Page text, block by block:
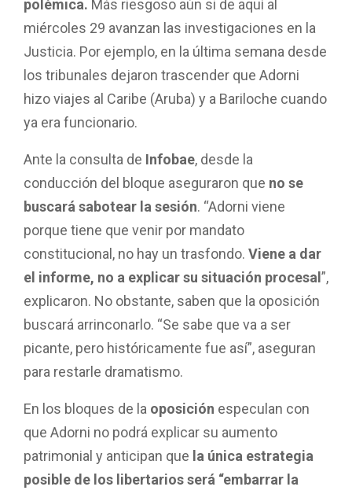
polémica. Más riesgoso aún si de aquí al
miércoles 29 avanzan las investigaciones en la
Justicia. Por ejemplo, en la última semana desde
los tribunales dejaron trascender que Adorni
hizo viajes al Caribe (Aruba) y a Bariloche cuando
ya era funcionario.
Ante la consulta de Infobae, desde la
conducción del bloque aseguraron que no se
buscará sabotear la sesión. “Adorni viene
porque tiene que venir por mandato
constitucional, no hay un trasfondo. Viene a dar
el informe, no a explicar su situación procesal ”,
explicaron. No obstante, saben que la oposición
buscará arrinconarlo. “Se sabe que va a ser
picante, pero históricamente fue así”, aseguran
para restarle dramatismo.
En los bloques de la oposición especulan con
que Adorni no podrá explicar su aumento
patrimonial y anticipan que la única estrategia
posible de los libertarios será “embarrar la